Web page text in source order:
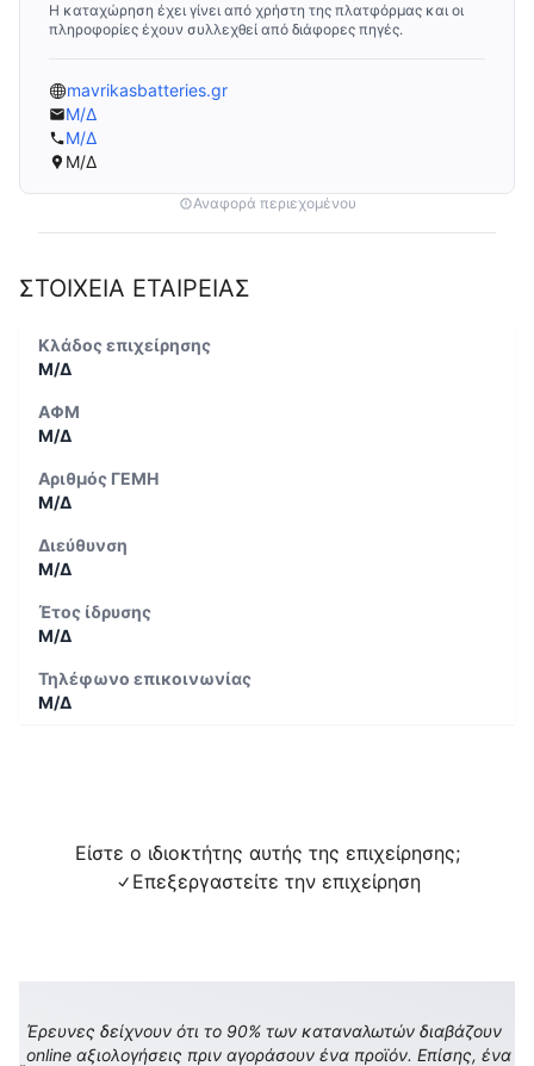
Η καταχώρηση έχει γίνει από χρήστη της πλατφόρμας και οι
πληροφορίες έχουν συλλεχθεί από διάφορες πηγές.
mavrikasbatteries.gr
Μ/Δ
Μ/Δ
Μ/Δ
Αναφορά περιεχομένου
ΣΤΟΙΧΕΙΑ ΕΤΑΙΡΕΙΑΣ
Κλάδος επιχείρησης
Μ/Δ
ΑΦΜ
Μ/Δ
Αριθμός ΓΕΜΗ
Μ/Δ
Διεύθυνση
Μ/Δ
Έτος ίδρυσης
Μ/Δ
Τηλέφωνο επικοινωνίας
Μ/Δ
Είστε ο ιδιοκτήτης αυτής της επιχείρησης;
Επεξεργαστείτε την επιχείρηση
Έρευνες δείχνουν ότι το 90% των καταναλωτών διαβάζουν
online αξιολογήσεις πριν αγοράσουν ένα προϊόν. Επίσης, ένα